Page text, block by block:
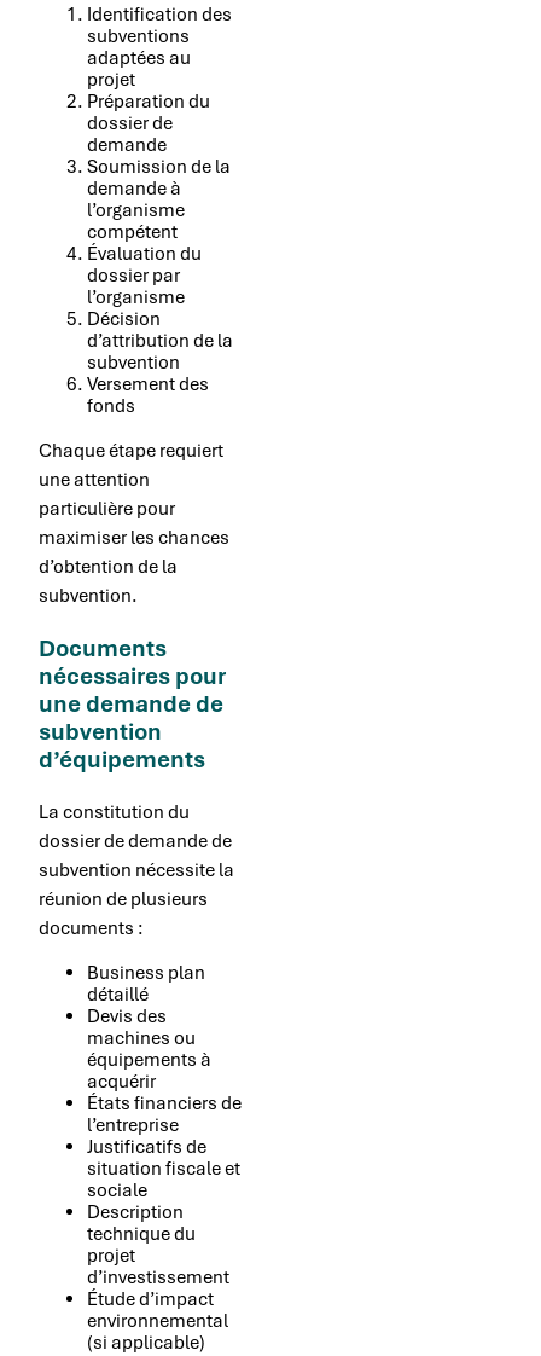
Identification des
subventions
adaptées au
projet
Préparation du
dossier de
demande
Soumission de la
demande à
l’organisme
compétent
Évaluation du
dossier par
l’organisme
Décision
d’attribution de la
subvention
Versement des
fonds
Chaque étape requiert
une attention
particulière pour
maximiser les chances
d’obtention de la
subvention.
Documents
nécessaires pour
une demande de
subvention
d’équipements
La constitution du
dossier de demande de
subvention nécessite la
réunion de plusieurs
documents :
Business plan
détaillé
Devis des
machines ou
équipements à
acquérir
États financiers de
l’entreprise
Justificatifs de
situation fiscale et
sociale
Description
technique du
projet
d’investissement
Étude d’impact
environnemental
(si applicable)